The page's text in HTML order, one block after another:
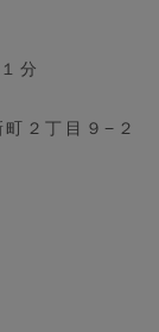
分
２丁目９−２